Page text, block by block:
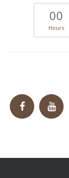
00
Hours